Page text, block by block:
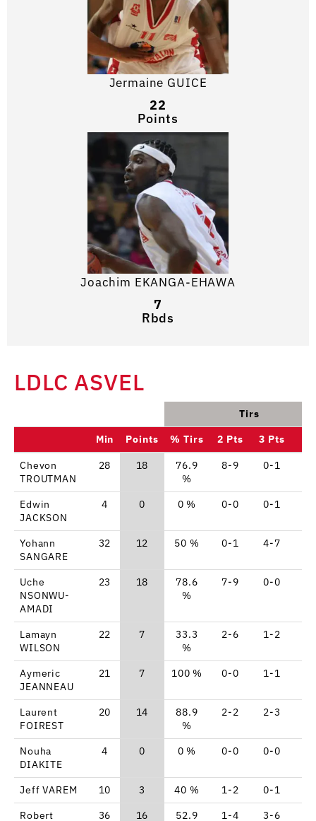
Jermaine GUICE
22
Points
Joachim EKANGA-EHAWA
7
Rbds
LDLC ASVEL
Tirs
Min
Points % Tirs 2 Pts 3 Pts
Chevon
TROUTMAN
28 18
76.9
%
8-9 0-1
Edwin
JACKSON
4 0 0 % 0-0 0-1
Yohann
SANGARE
32 12 50 % 0-1 4-7
Uche
NSONWU-
AMADI
23 18
78.6
%
7-9 0-0
Lamayn
WILSON
22 7
33.3
%
2-6 1-2
Aymeric
JEANNEAU
21 7 100 % 0-0 1-1
Laurent
FOIREST
20 14
88.9
%
2-2 2-3
Nouha
DIAKITE
4 0 0 % 0-0 0-0
Jeff VAREM 10 3 40 % 1-2 0-1
Robert
36 16 52.9 1-4 3-6